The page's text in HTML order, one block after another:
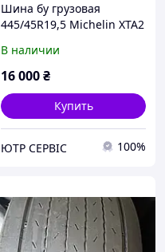
Шина бу грузовая
445/45R19,5 Michelin XTA2
В наличии
16 000₴
Купить
ЮТР СЕРВІС 100%